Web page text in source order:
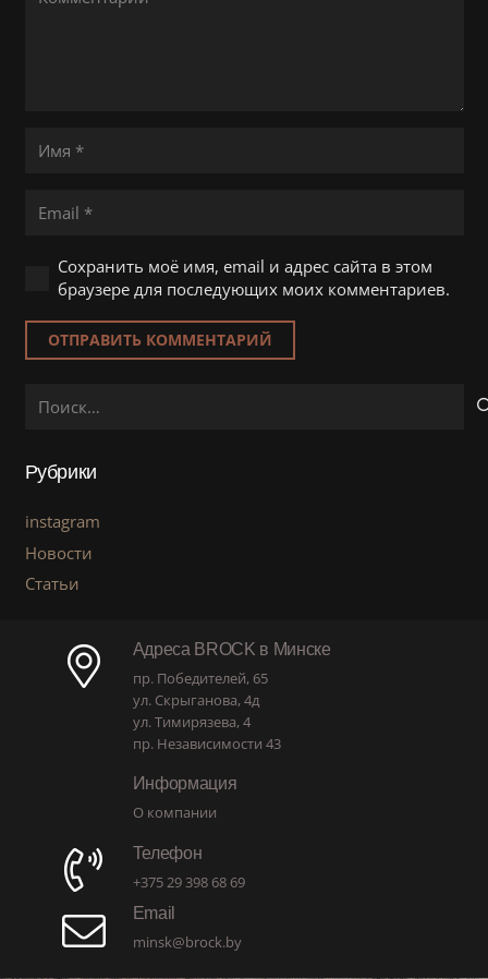
Сохранить моё имя, email и адрес сайта в этом
браузере для последующих моих комментариев.
ОТПРАВИТЬ КОММЕНТАРИЙ
Рубрики
instagram
Новости
Статьи
Адреса BROCK в Минске
пр. Победителей, 65
ул. Скрыганова, 4д
ул. Тимирязева, 4
пр. Независимости 43
Информация
О компании
Телефон
+375 29 398 68 69
Email
minsk@brock.by